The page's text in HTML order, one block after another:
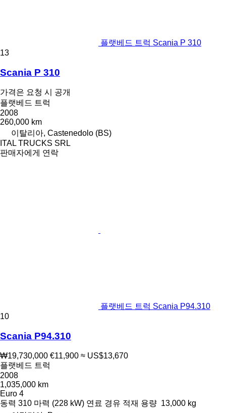
플랫베드 트럭 Scania P 310
13
Scania P 310
가격은 요청 시 공개
플랫베드 트럭
2008
260,000 km
이탈리아, Castenedolo (BS)
ITAL TRUCKS SRL
판매자에게 연락
플랫베드 트럭 Scania P94.310
10
Scania P94.310
₩19,730,000 €11,900 ≈ US$13,670
플랫베드 트럭
2008
1,035,000 km
Euro 4
동력 310 마력 (228 kW) 연료 경유 적재 용량 13,000 kg